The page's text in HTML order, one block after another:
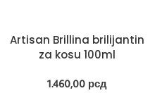
Artisan Brillina brilijantin
za kosu 100ml
1.460,00 рсд